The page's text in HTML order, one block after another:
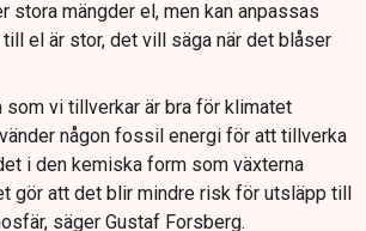
stora mängder el, men kan anpassas
el är stor, det vill säga när det blåser
som vi tillverkar är bra för klimatet
någon fossil energi för att tillverka
i den kemiska form som växterna
gör att det blir mindre risk för utsläpp till
säger Gustaf Forsberg.